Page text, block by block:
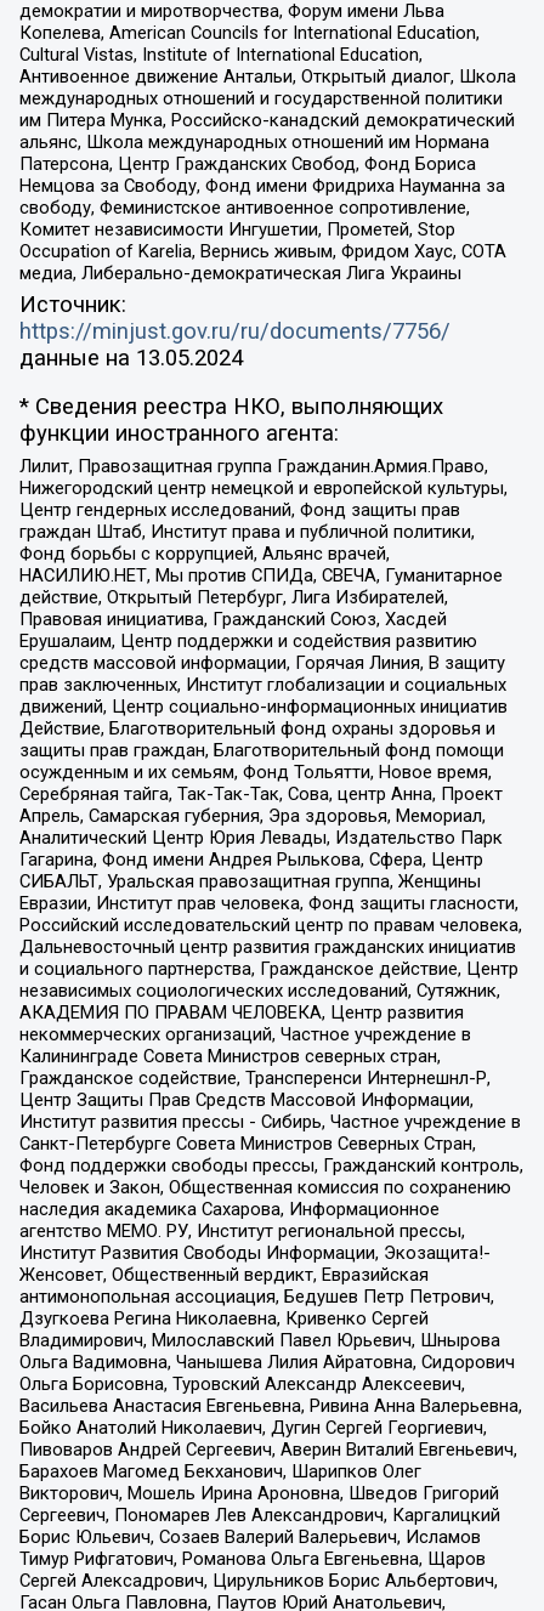
демократии и миротворчества, Форум имени Льва
Копелева, American Councils for International Education,
Cultural Vistas, Institute of International Education,
Антивоенное движение Антальи, Открытый диалог, Школа
международных отношений и государственной политики
им Питера Мунка, Российско-канадский демократический
альянс, Школа международных отношений им Нормана
Патерсона, Центр Гражданских Свобод, Фонд Бориса
Немцова за Свободу, Фонд имени Фридриха Науманна за
свободу, Феминистское антивоенное сопротивление,
Комитет независимости Ингушетии, Прометей, Stop
Occupation of Karelia, Вернись живым, Фридом Хаус, СОТА
медиа, Либерально-демократическая Лига Украины
Источник:
https://minjust.gov.ru/ru/documents/7756/
данные на 13.05.2024
* Сведения реестра НКО, выполняющих
функции иностранного агента:
Лилит, Правозащитная группа Гражданин.Армия.Право,
Нижегородский центр немецкой и европейской культуры,
Центр гендерных исследований, Фонд защиты прав
граждан Штаб, Институт права и публичной политики,
Фонд борьбы с коррупцией, Альянс врачей,
НАСИЛИЮ.НЕТ, Мы против СПИДа, СВЕЧА, Гуманитарное
действие, Открытый Петербург, Лига Избирателей,
Правовая инициатива, Гражданский Союз, Хасдей
Ерушалаим, Центр поддержки и содействия развитию
средств массовой информации, Горячая Линия, В защиту
прав заключенных, Институт глобализации и социальных
движений, Центр социально-информационных инициатив
Действие, Благотворительный фонд охраны здоровья и
защиты прав граждан, Благотворительный фонд помощи
осужденным и их семьям, Фонд Тольятти, Новое время,
Серебряная тайга, Так-Так-Так, Сова, центр Анна, Проект
Апрель, Самарская губерния, Эра здоровья, Мемориал,
Аналитический Центр Юрия Левады, Издательство Парк
Гагарина, Фонд имени Андрея Рылькова, Сфера, Центр
СИБАЛЬТ, Уральская правозащитная группа, Женщины
Евразии, Институт прав человека, Фонд защиты гласности,
Российский исследовательский центр по правам человека,
Дальневосточный центр развития гражданских инициатив
и социального партнерства, Гражданское действие, Центр
независимых социологических исследований, Сутяжник,
АКАДЕМИЯ ПО ПРАВАМ ЧЕЛОВЕКА, Центр развития
некоммерческих организаций, Частное учреждение в
Калининграде Совета Министров северных стран,
Гражданское содействие, Трансперенси Интернешнл-Р,
Центр Защиты Прав Средств Массовой Информации,
Институт развития прессы - Сибирь, Частное учреждение в
Санкт-Петербурге Совета Министров Северных Стран,
Фонд поддержки свободы прессы, Гражданский контроль,
Человек и Закон, Общественная комиссия по сохранению
наследия академика Сахарова, Информационное
агентство МЕМО. РУ, Институт региональной прессы,
Институт Развития Свободы Информации, Экозащита!-
Женсовет, Общественный вердикт, Евразийская
антимонопольная ассоциация, Бедушев Петр Петрович,
Дзугкоева Регина Николаевна, Кривенко Сергей
Владимирович, Милославский Павел Юрьевич, Шнырова
Ольга Вадимовна, Чанышева Лилия Айратовна, Сидорович
Ольга Борисовна, Туровский Александр Алексеевич,
Васильева Анастасия Евгеньевна, Ривина Анна Валерьевна,
Бойко Анатолий Николаевич, Дугин Сергей Георгиевич,
Пивоваров Андрей Сергеевич, Аверин Виталий Евгеньевич,
Барахоев Магомед Бекханович, Шарипков Олег
Викторович, Мошель Ирина Ароновна, Шведов Григорий
Сергеевич, Пономарев Лев Александрович, Каргалицкий
Борис Юльевич, Созаев Валерий Валерьевич, Исламов
Тимур Рифгатович, Романова Ольга Евгеньевна, Щаров
Сергей Алексадрович, Цирульников Борис Альбертович,
Гасан Ольга Павловна, Паутов Юрий Анатольевич,